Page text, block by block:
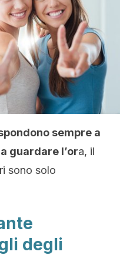
sempre a
guardare l’ora, il
sono solo
degli